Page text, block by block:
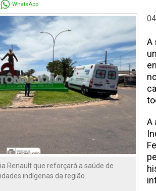
WhatsApp
Renault que reforçará a saúde de
indígenas da região.
A
A